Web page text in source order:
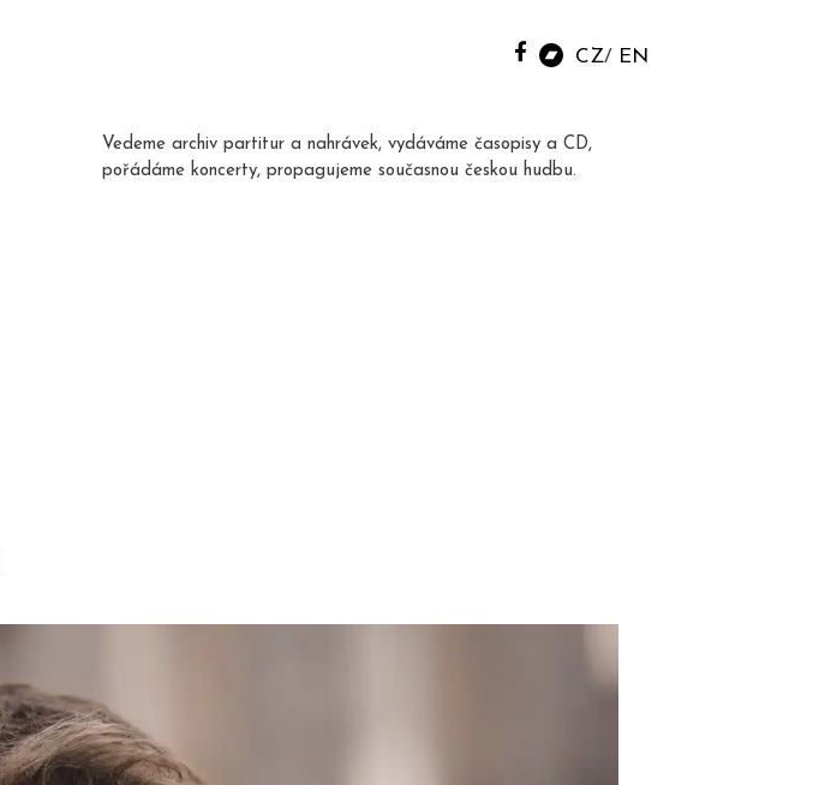
CZ EN
Vedeme archiv partitur a nahrávek, vydáváme časopisy a CD,
pořádáme koncerty, propagujeme současnou českou hudbu.